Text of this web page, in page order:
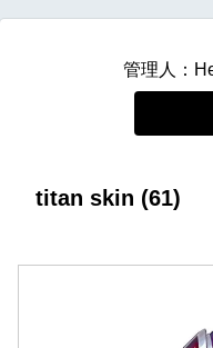
管理人：
titan skin (61)